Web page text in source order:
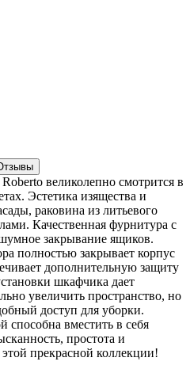
великолепно смотрится в
Эстетика изящества и
раковина из литьевого
Качественная фурнитура с
закрывание ящиков.
полностью закрывает корпус
дополнительную защиту
шкафчика дает
увеличить пространство, но
доступ для уборки.
способна вместить в себя
простота и
прекрасной коллекции!